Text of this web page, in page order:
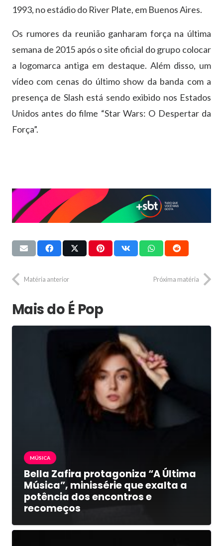
1993, no estádio do River Plate, em Buenos Aires.
Os rumores da reunião ganharam força na última
semana de 2015 após o site oficial do grupo colocar
a logomarca antiga em destaque. Além disso, um
vídeo com cenas do último show da banda com a
presença de Slash está sendo exibido nos Estados
Unidos antes do filme “Star Wars: O Despertar da
Força”.
Matéria anterior Próxima matéria
Mais do É Pop
MÚSICA
Bella Zafira protagoniza “A Última
Música”, minissérie que exalta a
potência dos encontros e
recomeços